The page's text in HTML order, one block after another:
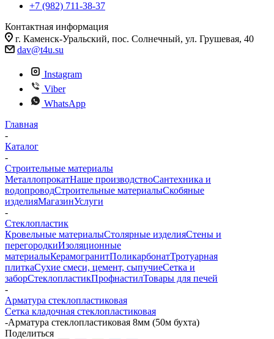
+7 (982) 711-38-37
Контактная информация
г. Каменск-Уральский, пос. Солнечный, ул. Грушевая, 40
dav@t4u.su
Instagram
Viber
WhatsApp
Главная
-
Каталог
-
Строительные материалы
МеталлопрокатНаше производствоСантехника и
водопроводСтроительные материалыСкобяные
изделияМагазинУслуги
-
Стеклопластик
Кровельные материалыСтолярные изделияСтены и
перегородкиИзоляционные
материалыКерамогранитПоликарбонатТротуарная
плиткаСухие смеси, цемент, сыпучиеСетка и
заборСтеклопластикПрофнастилТовары для печей
-
Арматура стеклопластиковая
Сетка кладочная стеклопластиковая
-Арматура стеклопластиковая 8мм (50м бухта)
Поделиться